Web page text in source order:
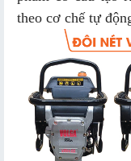
theo cơ chế tự